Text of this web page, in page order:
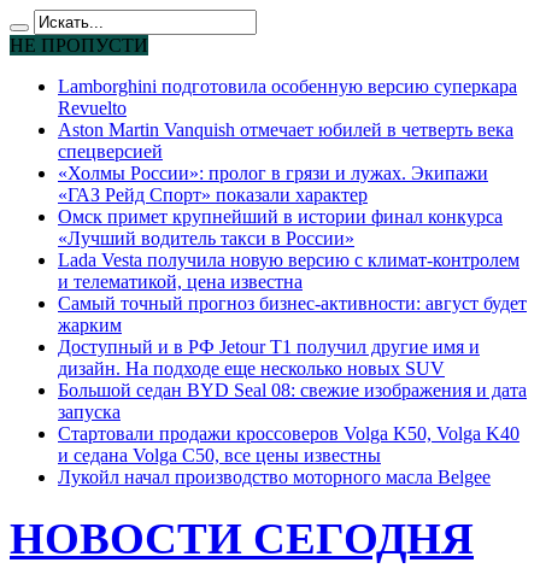
НЕ ПРОПУСТИ
Lamborghini подготовила особенную версию суперкара
Revuelto
Aston Martin Vanquish отмечает юбилей в четверть века
спецверсией
«Холмы России»: пролог в грязи и лужах. Экипажи
«ГАЗ Рейд Спорт» показали характер
Омск примет крупнейший в истории финал конкурса
«Лучший водитель такси в России»
Lada Vesta получила новую версию с климат-контролем
и телематикой, цена известна
Самый точный прогноз бизнес-активности: август будет
жарким
Доступный и в РФ Jetour T1 получил другие имя и
дизайн. На подходе еще несколько новых SUV
Большой седан BYD Seal 08: свежие изображения и дата
запуска
Стартовали продажи кроссоверов Volga K50, Volga K40
и седана Volga C50, все цены известны
Лукойл начал производство моторного масла Belgee
НОВОСТИ СЕГОДНЯ